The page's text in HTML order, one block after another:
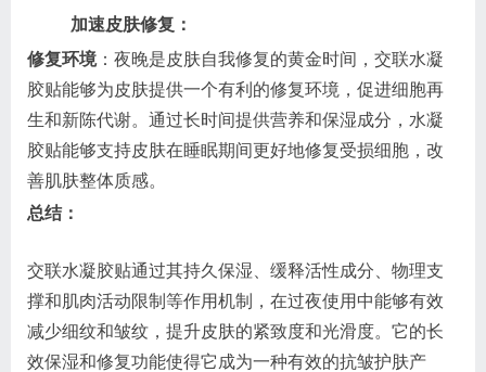
加速皮肤修复：
修复环境：夜晚是皮肤自我修复的黄金时间，交联水凝
胶贴能够为皮肤提供一个有利的修复环境，促进细胞再
生和新陈代谢。通过长时间提供营养和保湿成分，水凝
胶贴能够支持皮肤在睡眠期间更好地修复受损细胞，改
善肌肤整体质感。
总结：
交联水凝胶贴通过其持久保湿、缓释活性成分、物理支
撑和肌肉活动限制等作用机制，在过夜使用中能够有效
减少细纹和皱纹，提升皮肤的紧致度和光滑度。它的长
效保湿和修复功能使得它成为一种有效的抗皱护肤产